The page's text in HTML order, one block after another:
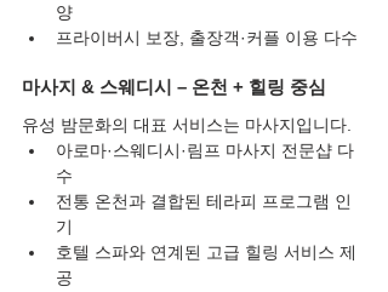
양
프라이버시 보장, 출장객·커플 이용 다수
마사지 & 스웨디시 – 온천 + 힐링 중심
유성 밤문화의 대표 서비스는 마사지입니다.
아로마·스웨디시·림프 마사지 전문샵 다
수
전통 온천과 결합된 테라피 프로그램 인
기
호텔 스파와 연계된 고급 힐링 서비스 제
공